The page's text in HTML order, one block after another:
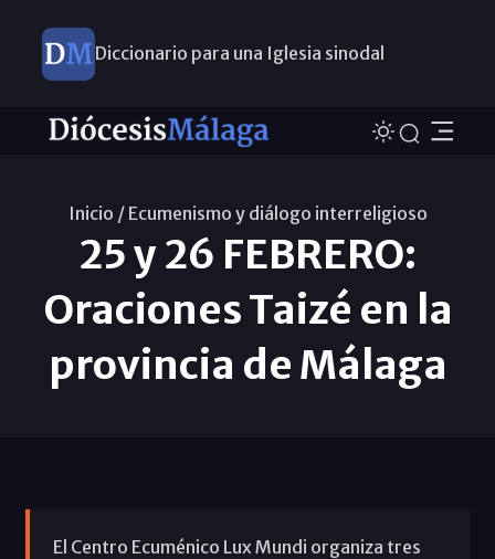
Diccionario para una Iglesia sinodal
Nuevos nombramientos
Inicio / Ecumenismo y diálogo interreligioso
25 y 26 FEBRERO:
Oraciones Taizé en la
provincia de Málaga
El Centro Ecuménico Lux Mundi organiza tres